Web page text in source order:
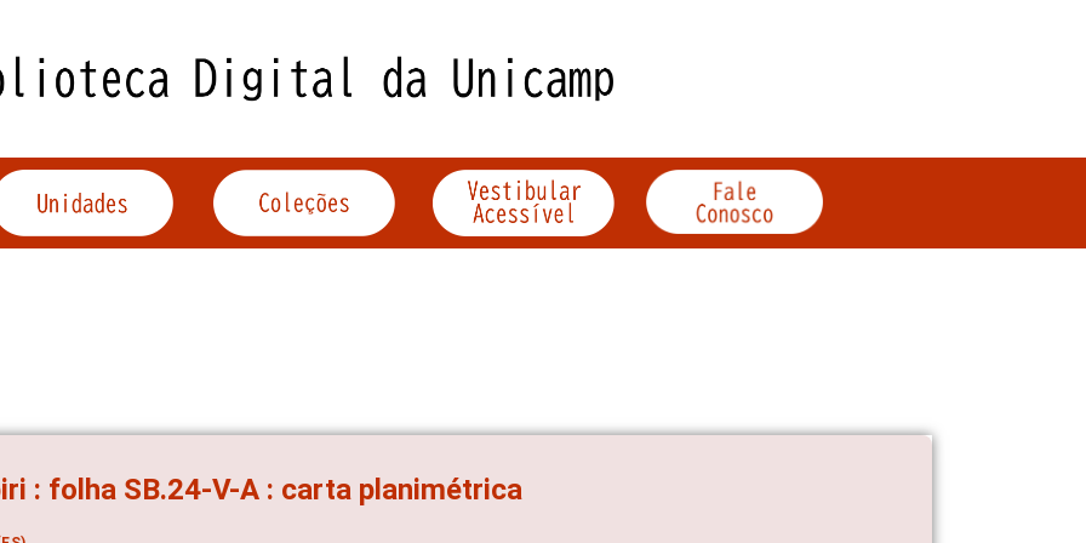
: folha SB.24-V-A : carta planimétrica